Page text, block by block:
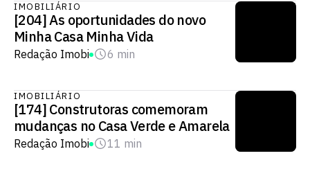
IMOBILIÁRIO
[204] As oportunidades do novo
Minha Casa Minha Vida
Redação Imobi 6 min
IMOBILIÁRIO
[174] Construtoras comemoram
mudanças no Casa Verde e Amarela
Redação Imobi 11 min